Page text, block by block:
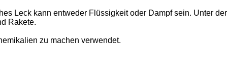
Leck kann entweder Flüssigkeit oder Dampf sein. Unter
Rakete.
zu machen verwendet.